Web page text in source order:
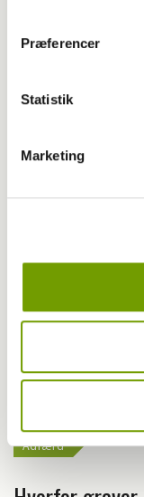
Præferencer
Statistik
Marketing
Aktuelt
Farvel til
Adfærd